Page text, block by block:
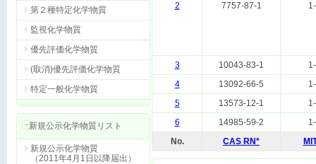
第２種特定化学物質
監視化学物質
優先評価化学物質
(取消)優先評価化学物質
特定一般化学物質
新規公示化学物質リスト
新規公示化学物質
（2011年4月1日以降届出）
2 7757-87-1
3 10043-83-1
4
13092-66-5
5
13573-12-1
6
14985-59-2
No.
CAS RN*